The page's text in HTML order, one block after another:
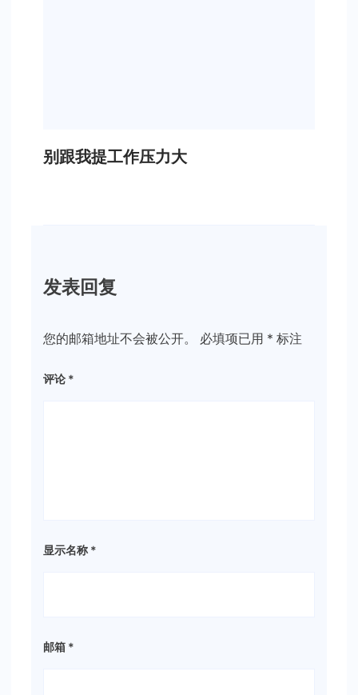
别跟我提工作压力大
发表回复
您的邮箱地址不会被公开。 必填项已用 * 标注
评论 *
显示名称 *
邮箱 *